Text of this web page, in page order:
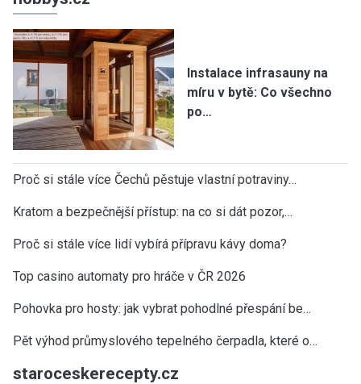
Instalace infrasauny na
míru v bytě: Co všechno
po…
Proč si stále více Čechů pěstuje vlastní potraviny…
Kratom a bezpečnější přístup: na co si dát pozor,…
Proč si stále více lidí vybírá přípravu kávy doma?
Top casino automaty pro hráče v ČR 2026
Pohovka pro hosty: jak vybrat pohodlné přespání be…
Pět výhod průmyslového tepelného čerpadla, které o…
staroceskerecepty.cz